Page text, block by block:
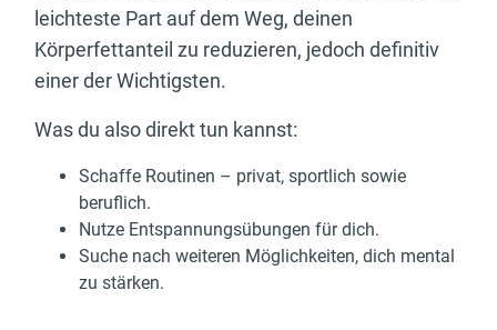
leichteste Part auf dem Weg, deinen
Körperfettanteil zu reduzieren, jedoch definitiv
einer der Wichtigsten.
Was du also direkt tun kannst:
Schaffe Routinen – privat, sportlich sowie
beruflich.
Nutze Entspannungsübungen für dich.
Suche nach weiteren Möglichkeiten, dich mental
zu stärken.